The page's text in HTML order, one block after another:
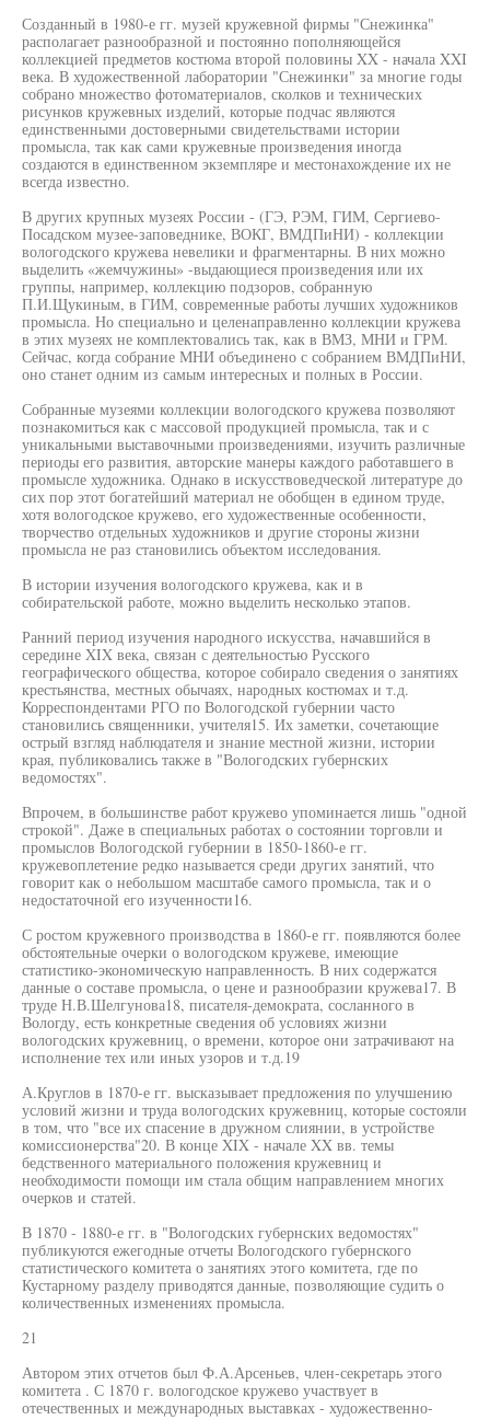
Созданный в 1980-е гг. музей кружевной фирмы "Снежинка"
располагает разнообразной и постоянно пополняющейся
коллекцией предметов костюма второй половины XX - начала XXI
века. В художественной лаборатории "Снежинки" за многие годы
собрано множество фотоматериалов, сколков и технических
рисунков кружевных изделий, которые подчас являются
единственными достоверными свидетельствами истории
промысла, так как сами кружевные произведения иногда
создаются в единственном экземпляре и местонахождение их не
всегда известно.
В других крупных музеях России - (ГЭ, РЭМ, ГИМ, Сергиево-
Посадском музее-заповеднике, ВОКГ, ВМДПиНИ) - коллекции
вологодского кружева невелики и фрагментарны. В них можно
выделить «жемчужины» -выдающиеся произведения или их
группы, например, коллекцию подзоров, собранную
П.И.Щукиным, в ГИМ, современные работы лучших художников
промысла. Но специально и целенаправленно коллекции кружева
в этих музеях не комплектовались так, как в ВМЗ, МНИ и ГРМ.
Сейчас, когда собрание МНИ объединено с собранием ВМДПиНИ,
оно станет одним из самым интересных и полных в России.
Собранные музеями коллекции вологодского кружева позволяют
познакомиться как с массовой продукцией промысла, так и с
уникальными выставочными произведениями, изучить различные
периоды его развития, авторские манеры каждого работавшего в
промысле художника. Однако в искусствоведческой литературе до
сих пор этот богатейший материал не обобщен в едином труде,
хотя вологодское кружево, его художественные особенности,
творчество отдельных художников и другие стороны жизни
промысла не раз становились объектом исследования.
В истории изучения вологодского кружева, как и в
собирательской работе, можно выделить несколько этапов.
Ранний период изучения народного искусства, начавшийся в
середине XIX века, связан с деятельностью Русского
географического общества, которое собирало сведения о занятиях
крестьянства, местных обычаях, народных костюмах и т.д.
Корреспондентами РГО по Вологодской губернии часто
становились священники, учителя15. Их заметки, сочетающие
острый взгляд наблюдателя и знание местной жизни, истории
края, публиковались также в "Вологодских губернских
ведомостях".
Впрочем, в большинстве работ кружево упоминается лишь "одной
строкой". Даже в специальных работах о состоянии торговли и
промыслов Вологодской губернии в 1850-1860-е гг.
кружевоплетение редко называется среди других занятий, что
говорит как о небольшом масштабе самого промысла, так и о
недостаточной его изученности16.
С ростом кружевного производства в 1860-е гг. появляются более
обстоятельные очерки о вологодском кружеве, имеющие
статистико-экономическую направленность. В них содержатся
данные о составе промысла, о цене и разнообразии кружева17. В
труде Н.В.Шелгунова18, писателя-демократа, сосланного в
Вологду, есть конкретные сведения об условиях жизни
вологодских кружевниц, о времени, которое они затрачивают на
исполнение тех или иных узоров и т.д.19
А.Круглов в 1870-е гг. высказывает предложения по улучшению
условий жизни и труда вологодских кружевниц, которые состояли
в том, что "все их спасение в дружном слиянии, в устройстве
комиссионерства"20. В конце XIX - начале XX вв. темы
бедственного материального положения кружевниц и
необходимости помощи им стала общим направлением многих
очерков и статей.
В 1870 - 1880-е гг. в "Вологодских губернских ведомостях"
публикуются ежегодные отчеты Вологодского губернского
статистического комитета о занятиях этого комитета, где по
Кустарному разделу приводятся данные, позволяющие судить о
количественных изменениях промысла.
21
Автором этих отчетов был Ф.А.Арсеньев, член-секретарь этого
комитета . С 1870 г. вологодское кружево участвует в
отечественных и международных выставках - художественно-